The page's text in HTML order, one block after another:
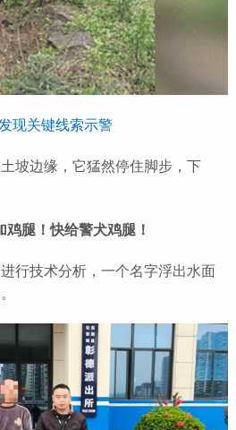
现关键线索示警
边缘，它猛然停住脚步，下
鸡腿！快给警犬鸡腿！
技术分析，一个名字浮出水面